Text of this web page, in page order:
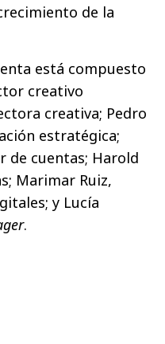
de la
está compuesto
creativo
creativa; Pedro
estratégica;
de cuentas; Harold
Marimar Ruiz,
y Lucía
.